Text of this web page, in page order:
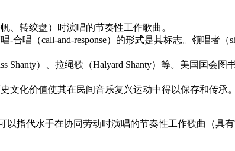
、转绞盘）时演唱的节奏性工作歌曲。
唱（call-and-response）的形式是其标志。领唱者（
Shanty）、拉绳歌（Halyard Shanty）等。美国国会
化价值使其在民间音乐复兴运动中得以保存和传承
指代水手在协同劳动时演唱的节奏性工作歌曲（具